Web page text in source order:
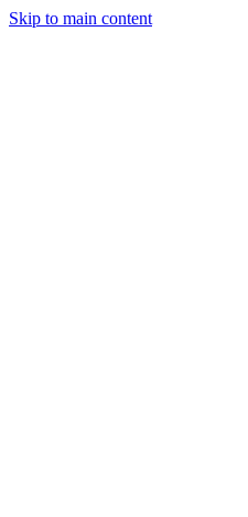
Skip to main content